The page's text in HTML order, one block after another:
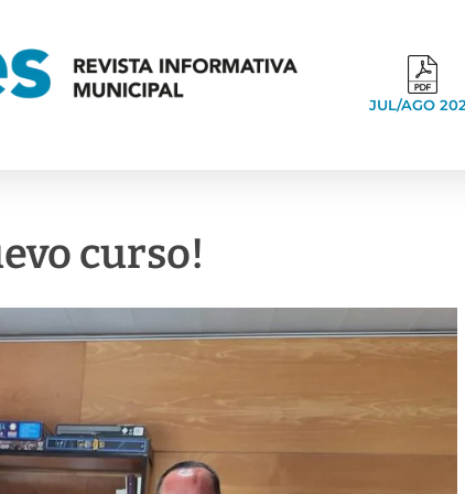
JUL/AGO
curso!